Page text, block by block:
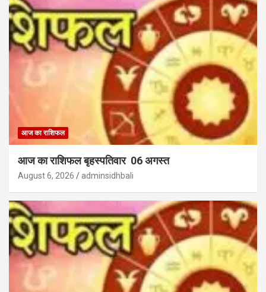
आज का राशिफल
आज का राशिफल बृहस्पतिवार 06 अगस्त
August 6, 2026 adminsidhbali